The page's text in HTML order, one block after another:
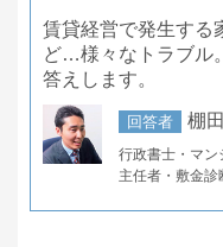
賃貸経営で発生する
ど…様々なトラブル
答えします。
回答者 棚
行政書士・マン
主任者・敷金